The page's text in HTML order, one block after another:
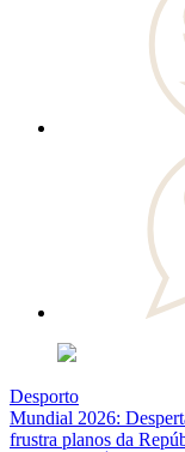
Desporto
Mundial 2026:
frustra planos da